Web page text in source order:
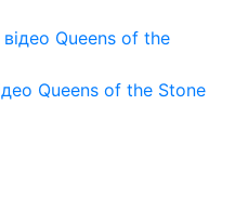
Queens of the Stone